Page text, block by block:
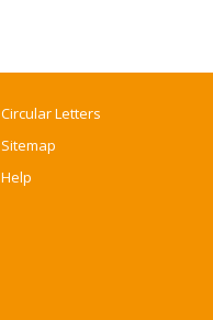
Circular Letters
Sitemap
Help